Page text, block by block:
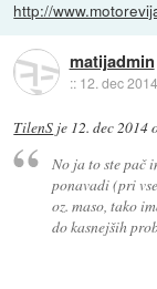
http://
matijadmin
:: 12. dec
TilenS je 12. dec 2014
No ja to ste pač
ponavadi (pri
oz. maso, tako
do kasnejših